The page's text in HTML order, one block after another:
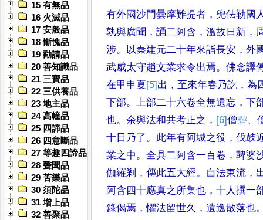
15 有無品
16 火滅品
17 安般品
18 慚愧品
19 勸請品
20 善知識品
21 三寶品
22 三供養品
23 地主品
24 高幢品
25 四諦品
26 四意斷品
27 等趣四諦品
28 聲聞品
29 苦樂品
30 須陀品
31 增上品
32 善聚品
有外國沙門曇摩難提者 ， 兜佉勒國
孰與廣聞 ，誦二阿含 ，溫故日新 ，
涉。 以秦建元二十年來詣長安 ，外
武威太守趙文業求令出焉。佛念譯
在甲申夏 [5] 出 ， 至來年春乃訖 ，為
下部。上部二十六卷全無遺忘 ，下
也。余與法和共考正之 ， [6]僧䂮、
十日乃了。 此年有阿城之役 ，伐鼓
業之中。全具二 阿含一百卷 ，鞞婆
伽羅剎 ，傳此五大經。 自法東流 ，
阿含 四十應真之所集也 ，十人撰一
錄偈焉 ，懼法留世久 ，遺逸散落也